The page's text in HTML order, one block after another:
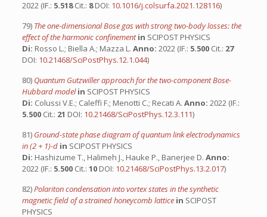
2022 (IF.: 5.518Cit.: 8DOI: 10.1016/j.colsurfa.2021.128116)
79) The one-dimensional Bose gas with strong two-body losses: the
effect of the harmonic confinementin SCIPOST PHYSICS
Di: Rosso L.; Biella A.; Mazza L. Anno: 2022 (IF.: 5.500 Cit.: 27
DOI: 10.21468/SciPostPhys.12.1.044)
80) Quantum Gutzwiller approach for the two-component Bose-
Hubbard modelin SCIPOST PHYSICS
Di: Colussi V.E.; Caleffi F.; Menotti C.; Recati A. Anno: 2022 (IF.:
5.500 Cit.: 21 DOI: 10.21468/SciPostPhys.12.3.111)
81) Ground-state phase diagram of quantum link electrodynamics
in (2 + 1)-d in SCIPOST PHYSICS
Di: Hashizume T., Halimeh J., Hauke P., Banerjee D. Anno:
2022 (IF.: 5.500 Cit.: 10 DOI: 10.21468/SciPostPhys.13.2.017)
82)Polariton condensation into vortex states in the synthetic
magnetic field of a strained honeycomb lattice in SCIPOST
PHYSICS